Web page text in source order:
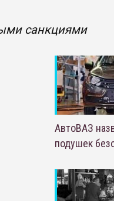
санкциями
АвтоВАЗ
подушек